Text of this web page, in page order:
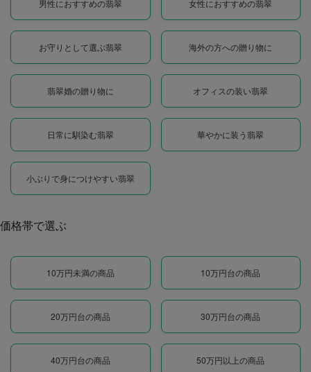
男性におすすめの翡翠 女性におすすめの翡翠
お守りとして選ぶ翡翠 海外の方への贈り物に
翡翠婚の贈り物に オフィスの装い翡翠
日常に馴染む翡翠 華やかに装う翡翠
小ぶりで身につけやすい翡翠
価格帯で選ぶ
10万円未満の商品 10万円台の商品
20万円台の商品 30万円台の商品
40万円台の商品 50万円以上の商品